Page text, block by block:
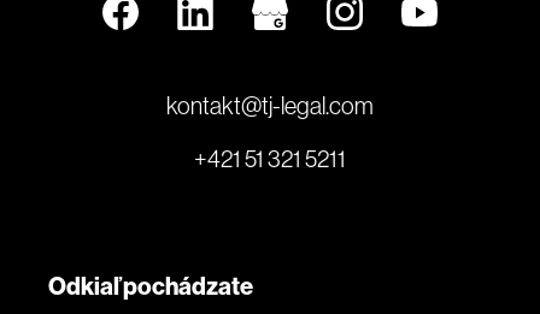
kontakt@tj-legal.com
+421 51 321 5211
Odkiaľ pochádzate